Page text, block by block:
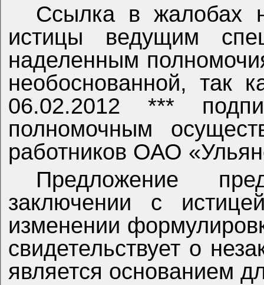
Ссылка в жалобах
истицы ведущим
наделенным
необоснованной, так
06.02.2012 ***
полномочным
работников ОАО
Предложение
заключении с
изменении
свидетельствует о
является основанием